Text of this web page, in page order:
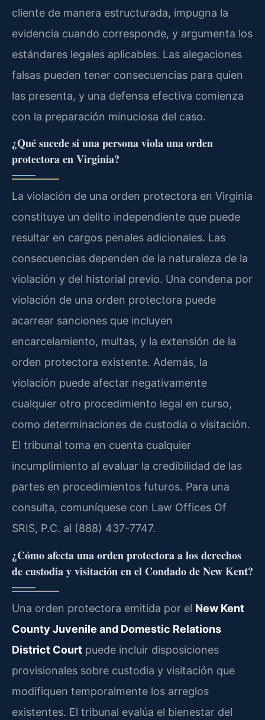
cliente de manera estructurada, impugna la
evidencia cuando corresponde, y argumenta los
estándares legales aplicables. Las alegaciones
falsas pueden tener consecuencias para quien
las presenta, y una defensa efectiva comienza
con la preparación minuciosa del caso.
¿Qué sucede si una persona viola una orden
protectora en Virginia?
La violación de una orden protectora en Virginia
constituye un delito independiente que puede
resultar en cargos penales adicionales. Las
consecuencias dependen de la naturaleza de la
violación y del historial previo. Una condena por
violación de una orden protectora puede
acarrear sanciones que incluyen
encarcelamiento, multas, y la extensión de la
orden protectora existente. Además, la
violación puede afectar negativamente
cualquier otro procedimiento legal en curso,
como determinaciones de custodia o visitación.
El tribunal toma en cuenta cualquier
incumplimiento al evaluar la credibilidad de las
partes en procedimientos futuros. Para una
consulta, comuníquese con Law Offices Of
SRIS, P.C. al (888) 437-7747.
¿Cómo afecta una orden protectora a los derechos
de custodia y visitación en el Condado de New Kent?
Una orden protectora emitida por el New Kent
County Juvenile and Domestic Relations
District Court puede incluir disposiciones
provisionales sobre custodia y visitación que
modifiquen temporalmente los arreglos
existentes. El tribunal evalúa el bienestar del